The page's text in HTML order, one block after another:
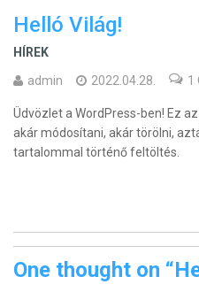
Helló Világ!
HÍREK
admin
2022.04.28. 1
Üdvözlet a WordPress-ben! Ez
akár módosítani, akár törölni,
tartalommal történő feltöltés.
One thought on “